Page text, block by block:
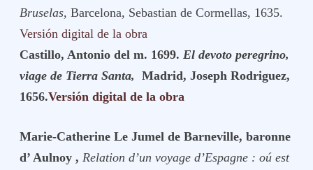
Bruselas,Barcelona, Sebastian de Cormellas, 1635.
Versión digital de la obra
Castillo, Antonio del m. 1699.El devoto peregrino,
viage de Tierra Santa, Madrid, Joseph Rodriguez,
1656.Versión digital de la obra
Marie-Catherine Le Jumel de Barneville, baronne
d’ Aulnoy , Relation d’un voyage d’Espagne : oú est